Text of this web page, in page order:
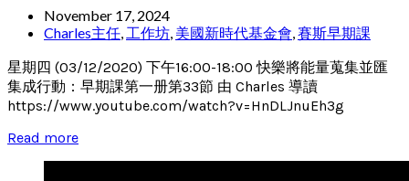
November 17, 2024
Charles主任, 工作坊, 美國新時代基金會,賽斯早期課
星期四 (03/12/2020) 下午16:00-18:00 快樂將能量蒐集並匯
集成行動：早期課第一册第33節 由 Charles 導讀
https://www.youtube.com/watch?v=HnDLJnuEh3g
Read more